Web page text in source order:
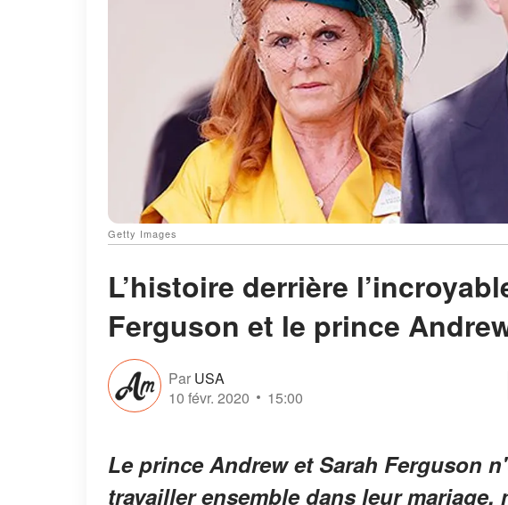
Getty Images
L’histoire derrière
Ferguson et le prince
Par USA
10 févr. 2020
15:00
Le prince Andrew et Sarah Ferguson
travailler ensemble dans leur mariage,